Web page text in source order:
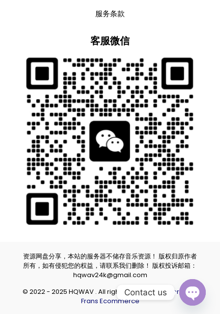
服务条款
客服微信
资源网盘分享，本站的服务器不储存音乐资源！ 版权归原作者
所有，如有侵犯您的权益，请联系我们删除！ 版权投诉邮箱：
hqwav24k@gmail.com
© 2022 - 2025 HQWAV . All rights reserved.Powered by
Frans Ecommerce
Contact us